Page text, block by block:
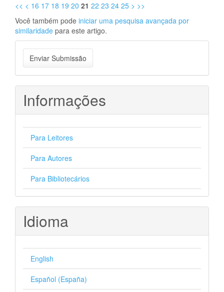
<< < 16 17 18 19 20 21 22 23 24 25 > >>
Você também pode iniciar uma pesquisa avançada por
similaridade para este artigo.
Enviar
Submissão
Enviar Submissão
Informações
Para Leitores
Para Autores
Para Bibliotecários
Idioma
English
Español (España)